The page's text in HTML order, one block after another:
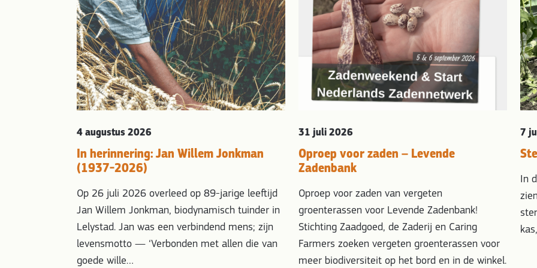
In herinnering: Jan Willem Jonkman
(1937-2026)
4 augustus 2026
Op 26 juli 2026 overleed op 89-jarige leeftijd
Jan Willem Jonkman, biodynamisch tuinder in
Lelystad. Jan was een verbindend mens; zijn
levensmotto — ‘Verbonden met allen die van
goede wille…
Oproep voor zaden – Levende
Zadenbank
31 juli 2026
Oproep voor zaden van vergeten
groenterassen voor Levende Zadenbank!
Stichting Zaadgoed, de Zaderij en Caring
Farmers zoeken vergeten groenterassen voor
meer biodiversiteit op het bord en in de winkel.
7
In